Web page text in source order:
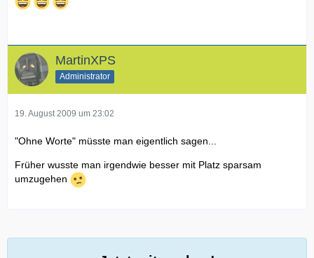
MartinXPS
Administrator
19. August 2009 um 23:02
"Ohne Worte" müsste man eigentlich sagen...
Früher wusste man irgendwie besser mit Platz sparsam
umzugehen